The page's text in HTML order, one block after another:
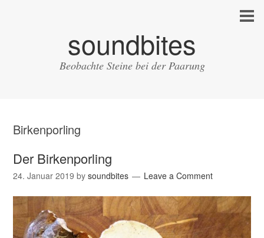
soundbites
Beobachte Steine bei der Paarung
Birkenporling
Der Birkenporling
24. Januar 2019 bysoundbites Leave a Comment